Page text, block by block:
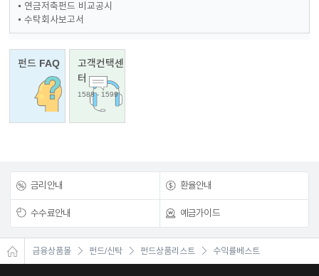
연금저축펀드 비교공시
수탁회사보고서
펀드 FAQ
고객컨택센
터
1588 - 1599
금리안내 환율안내
수수료안내 예금가이드
금융상품몰 펀드/신탁 펀드상품리스트 수익률베스트